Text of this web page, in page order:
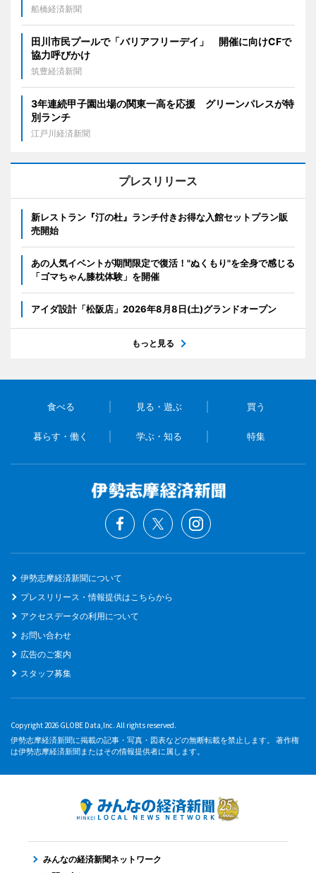
船橋経済新聞
田川市民プールで「バリアフリーデイ」 開催に向けCFで
協力呼びかけ
筑豊経済新聞
3年連続甲子園出場の関東一高を応援 グリーンパレスが特
別ランチ
江戸川経済新聞
プレスリリース
新レストラン『汀の杜』ランチ付きお得な入館セットプラン販
売開始
あの人気イベントが期間限定で復活！"ぬくもり"を全身で感じる
「ゴマちゃん膝枕体験」を開催
アイダ設計「松阪店」2026年8月8日(土)グランドオープン
もっと見る
食べる 見る・遊ぶ 買う
暮らす・働く 学ぶ・知る 特集
伊勢志摩経済新聞について
プレスリリース・情報提供はこちらから
アクセスデータの利用について
お問い合わせ
広告のご案内
スタッフ募集
Copyright 2026 GLOBE Data,Inc. All rights reserved.
伊勢志摩経済新聞に掲載の記事・写真・図表などの無断転載を禁止します。 著作権
は伊勢志摩経済新聞またはその情報提供者に属します。
みんなの経済新聞ネットワーク